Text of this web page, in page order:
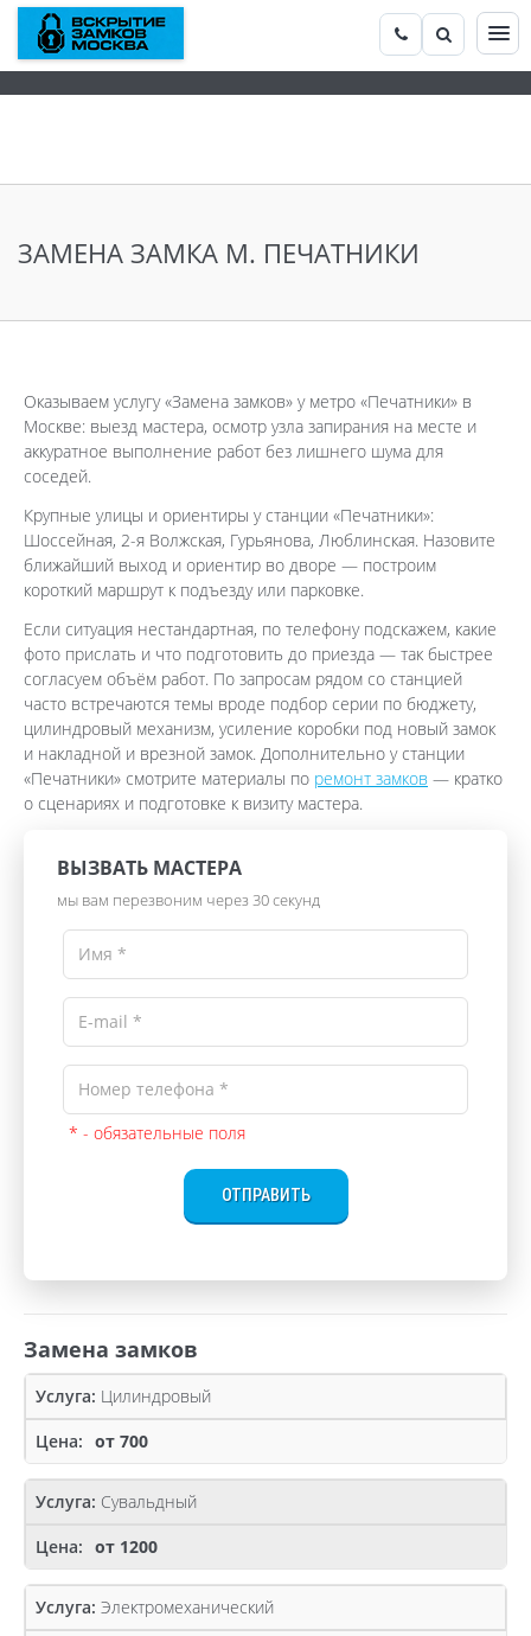
ЗАМЕНА ЗАМКА М. ПЕЧАТНИКИ
Оказываем услугу «Замена замков» у метро «Печатники» в
Москве: выезд мастера, осмотр узла запирания на месте и
аккуратное выполнение работ без лишнего шума для
соседей.
Крупные улицы и ориентиры у станции «Печатники»:
Шоссейная, 2-я Волжская, Гурьянова, Люблинская. Назовите
ближайший выход и ориентир во дворе — построим
короткий маршрут к подъезду или парковке.
Если ситуация нестандартная, по телефону подскажем, какие
фото прислать и что подготовить до приезда — так быстрее
согласуем объём работ. По запросам рядом со станцией
часто встречаются темы вроде подбор серии по бюджету,
цилиндровый механизм, усиление коробки под новый замок
и накладной и врезной замок. Дополнительно у станции
«Печатники» смотрите материалы по ремонт замков — кратко
о сценариях и подготовке к визиту мастера.
ВЫЗВАТЬ МАСТЕРА
мы вам перезвоним через 30 секунд
* - обязательные поля
ОТПРАВИТЬ
Замена замков
Цилиндровый
от 700
Сувальдный
от 1200
Электромеханический